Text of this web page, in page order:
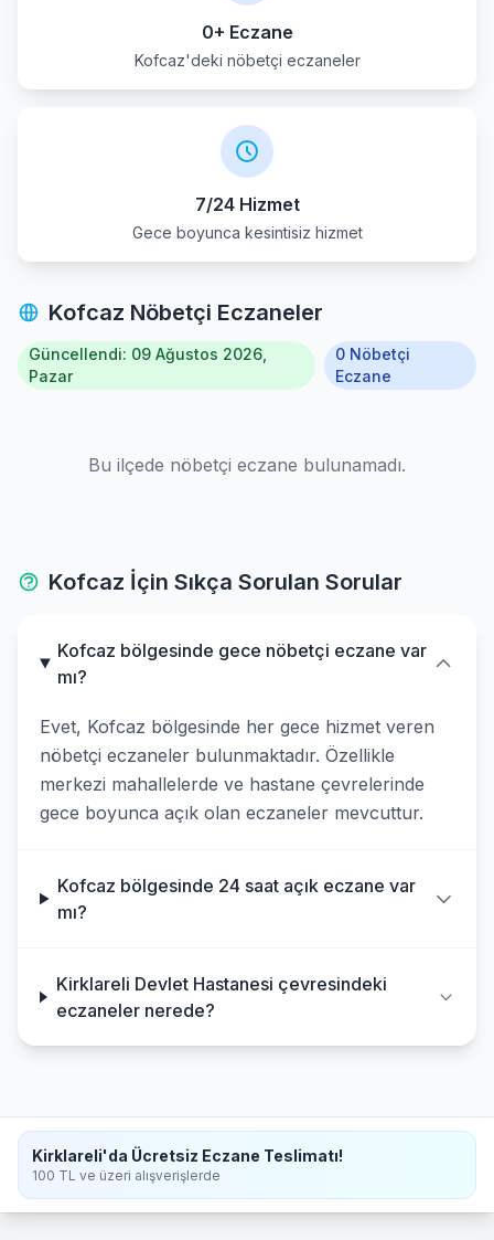
0+ Eczane
Kofcaz'deki nöbetçi eczaneler
7/24 Hizmet
Gece boyunca kesintisiz hizmet
Kofcaz Nöbetçi Eczaneler
Güncellendi: 09 Ağustos 2026,
Pazar
0 Nöbetçi
Eczane
Bu ilçede nöbetçi eczane bulunamadı.
Kofcaz İçin Sıkça Sorulan Sorular
Kofcaz bölgesinde gece nöbetçi eczane var
mı?
Evet, Kofcaz bölgesinde her gece hizmet veren
nöbetçi eczaneler bulunmaktadır. Özellikle
merkezi mahallelerde ve hastane çevrelerinde
gece boyunca açık olan eczaneler mevcuttur.
Kofcaz bölgesinde 24 saat açık eczane var
mı?
Kirklareli Devlet Hastanesi çevresindeki
eczaneler nerede?
Kirklareli'da Ücretsiz Eczane Teslimatı!
100 TL ve üzeri alışverişlerde